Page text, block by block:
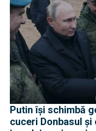
Putin își schimbă
cuceri Donbasul